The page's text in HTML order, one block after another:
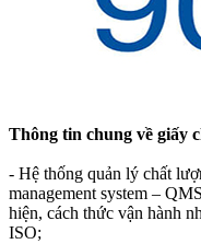
Thông tin chung về giấy
- Hệ thống quản lý chất
management system –
hiện, cách thức vận hành
ISO;